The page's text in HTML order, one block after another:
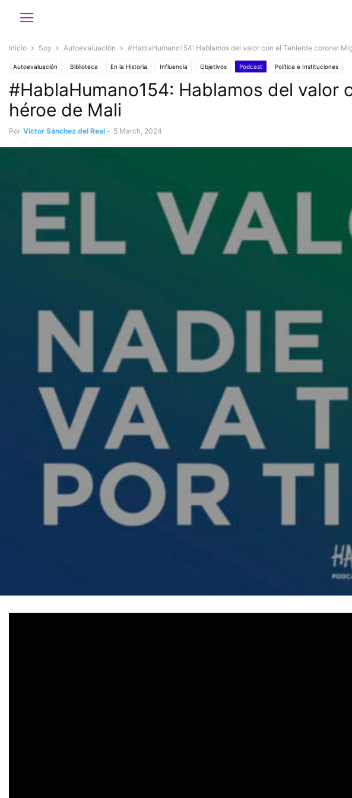
Inicio Soy Autoevaluación #HablaHumano154: Hablamos del valor con el Teniente coronel
Autoevaluación Biblioteca En la Historia Influencia Objetivos Podcast Política e Instituciones
#HablaHumano154: Hablamos del valor
héroe de Mali
Por Víctor Sánchez del Real - 5 March, 2024